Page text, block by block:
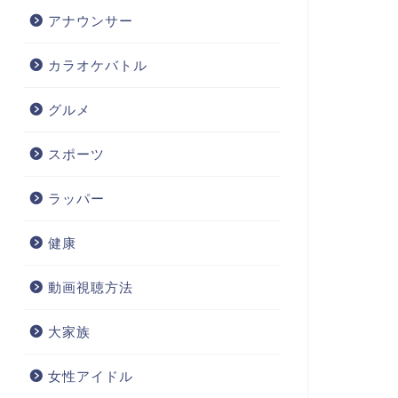
アナウンサー
カラオケバトル
グルメ
スポーツ
ラッパー
健康
動画視聴方法
大家族
女性アイドル